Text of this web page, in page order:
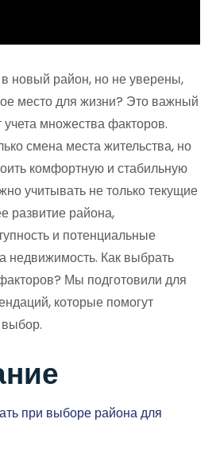
новый район, но не уверены,
место для жизни? Это важный
учета множества факторов.
смена места жительства, но
комфортную и стабильную
учитывать не только текущие
развитие района,
и потенциальные
недвижимость. Как выбрать
Мы подготовили для
которые помогут
при выборе района для